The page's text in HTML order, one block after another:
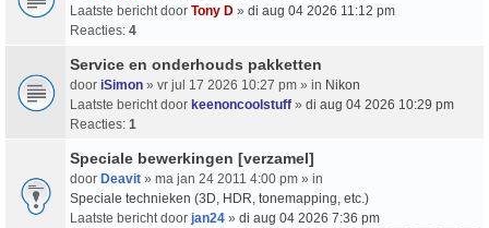
Laatste bericht door Tony D » di aug 04 2026 11:12 pm
Reacties: 4
Service en onderhouds pakketten
door iSimon » vr jul 17 2026 10:27 pm » in Nikon
Laatste bericht door keenoncoolstuff » di aug 04 2026 10:29 pm
Reacties: 1
Speciale bewerkingen [verzamel]
door Deavit » ma jan 24 2011 4:00 pm » in
Speciale technieken (3D, HDR, tonemapping, etc.)
Laatste bericht door jan24 » di aug 04 2026 7:36 pm